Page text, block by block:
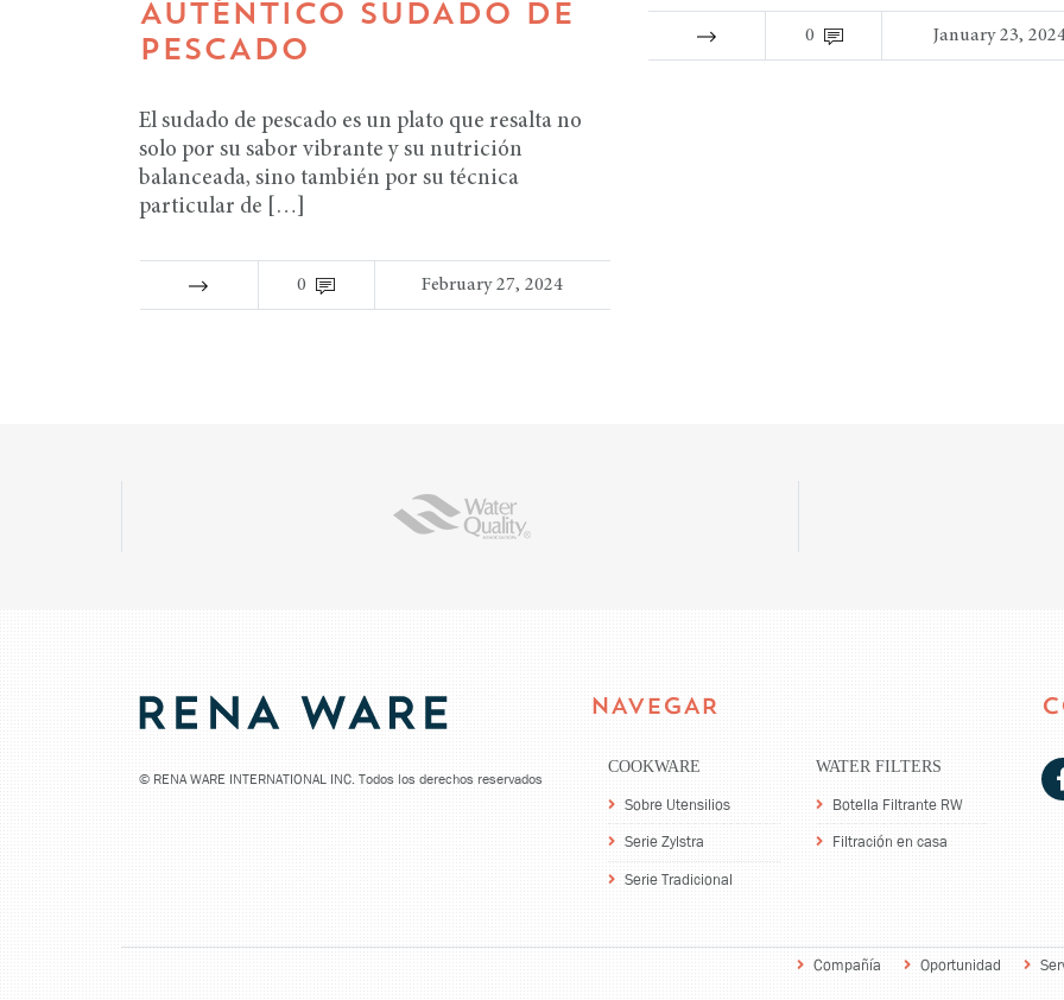
AUTÉNTICO SUDADO DE
PESCADO
El sudado de pescado es un plato que resalta no
solo por su sabor vibrante y su nutrición
balanceada, sino también por su técnica
particular de […]
0 February 27, 2024
0 January 23,
© RENA WARE INTERNATIONAL INC. Todos los derechos reservados
NAVEGAR
COOKWARE
Sobre Utensilios
Serie Zylstra
Serie Tradicional
WATER FILTERS
Botella Filtrante RW
Filtración en casa
Compañía Oportunidad